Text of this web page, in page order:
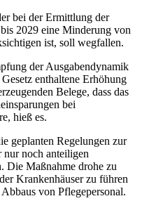
bei der Ermittlung der
2029 eine Minderung von
ist, soll wegfallen.
der Ausgabendynamik
enthaltene Erhöhung
Belege, dass das
bei
hieß es.
geplanten Regelungen zur
nur noch anteiligen
Die Maßnahme drohe zu
Krankenhäuser zu führen
von Pflegepersonal.